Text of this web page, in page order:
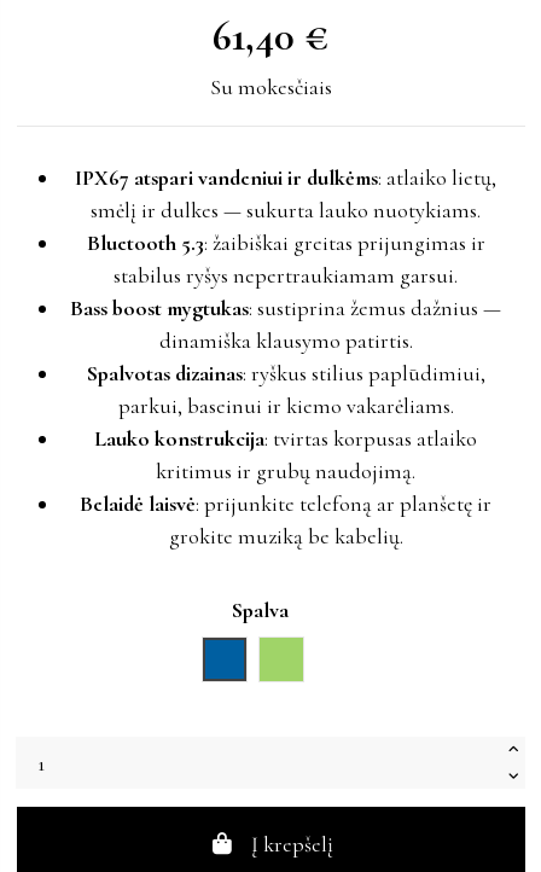
61,40 €
61,40 €
Su mokesčiais
IPX67 atspari vandeniui ir dulkėms: atlaiko lietų,
smėlį ir dulkes — sukurta lauko nuotykiams.
Bluetooth 5.3: žaibiškai greitas prijungimas ir
stabilus ryšys nepertraukiamam garsui.
Bass boost mygtukas: sustiprina žemus dažnius —
dinamiška klausymo patirtis.
Spalvotas dizainas: ryškus stilius paplūdimiui,
parkui, baseinui ir kiemo vakarėliams.
Lauko konstrukcija: tvirtas korpusas atlaiko
kritimus ir grubų naudojimą.
Belaidė laisvė: prijunkite telefoną ar planšetę ir
grokite muziką be kabelių.
Spalva
Į krepšelį